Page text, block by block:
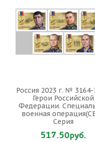
Россия 2023 г. № 3164-
Герои Российской
Федерации.
военная
Серия
517.50руб.